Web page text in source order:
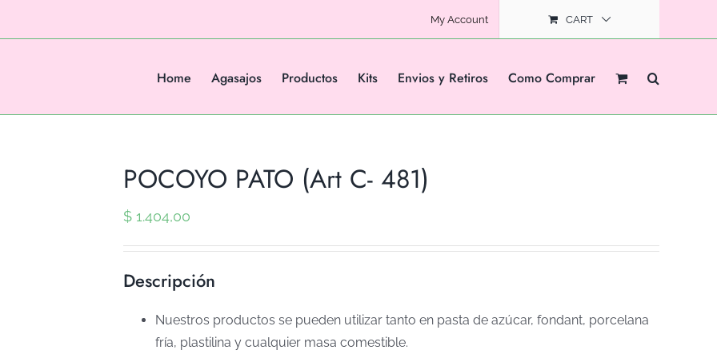
My Account CART
Home Agasajos Productos Kits Envios y Retiros Como Comprar
POCOYO PATO (Art C- 481)
$ 1.404,00
Descripción
Nuestros productos se pueden utilizar tanto en pasta de azúcar, fondant, porcelana
fría, plastilina y cualquier masa comestible.